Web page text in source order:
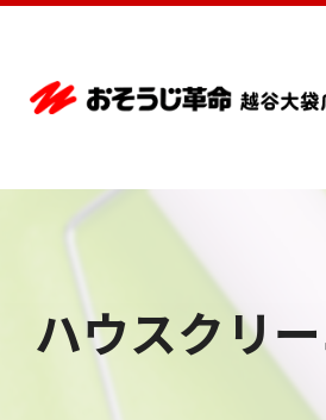
ハウスクリ